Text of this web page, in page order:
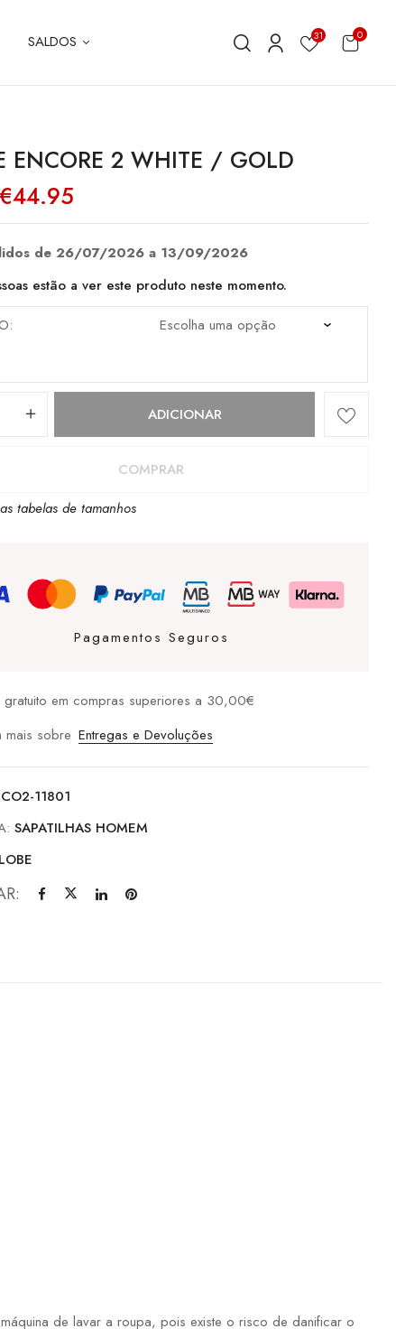
SALDOS 31 0
ENCORE 2 WHITE / GOLD
O
preço
€89.90.
€44.95
atual
€44.95.
de 26/07/2026 a 13/09/2026
estão a ver este produto neste momento.
ADICIONAR
COMPRAR
tabelas de tamanhos
Pagamentos Seguros
gratuito em compras superiores a 30,00€
mais sobre Entregas e Devoluções
11801
SAPATILHAS HOMEM
de lavar a roupa, pois existe o risco de danificar o